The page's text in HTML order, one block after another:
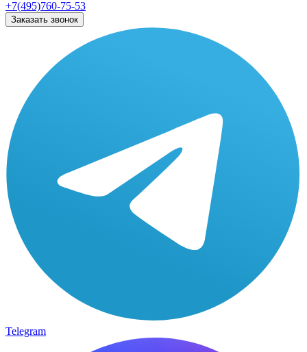
+7(495)760-75-53
Заказать звонок
Telegram